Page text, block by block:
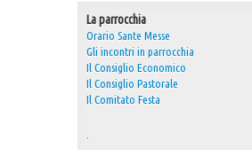
La parrocchia
Orario Sante Messe
Gli incontri in parrocchia
Il Consiglio Economico
Il Consiglio Pastorale
Il Comitato Festa